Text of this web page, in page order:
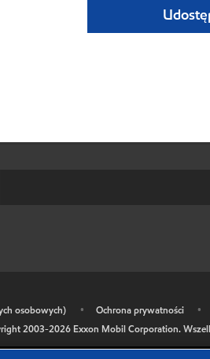
osobowych) • Ochrona prywatności •
2003-2026 Exxon Mobil Corporation.